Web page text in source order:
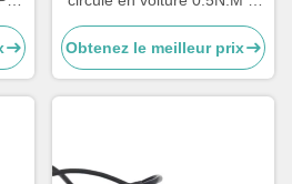
retour 24VDC de position de
moteur servo de 100 watts
Obtenez le meilleur prix